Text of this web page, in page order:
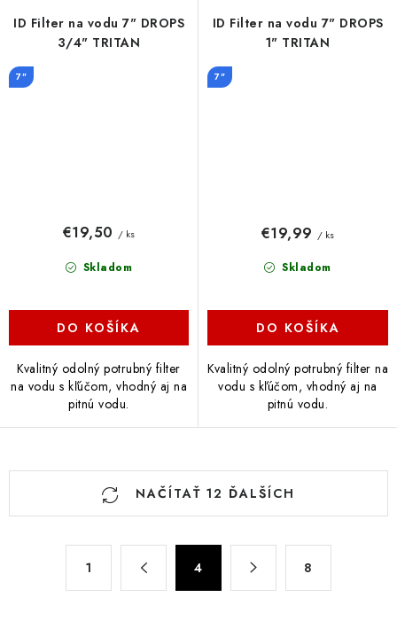
ID Filter na vodu 7" DROPS
3/4" TRITAN
7"
Skladom
€19,50 / ks
DO KOŠÍKA
Kvalitný odolný potrubný filter
na vodu s kľúčom, vhodný aj na
pitnú vodu.
ID Filter na vodu 7" DROPS
1" TRITAN
7"
Skladom
€19,99 / ks
DO KOŠÍKA
Kvalitný odolný potrubný filter na
vodu s kľúčom, vhodný aj na
pitnú vodu.
NAČÍTAŤ 12 ĎALŠÍCH
1 4 8